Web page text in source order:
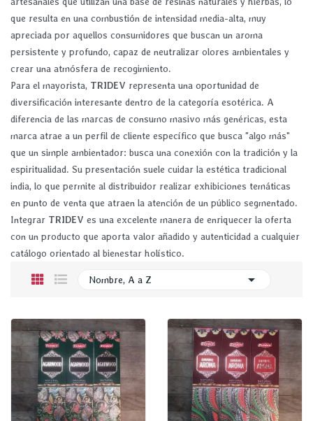
que resulta en una combustión de intensidad media-alta, muy
apreciada por aquellos consumidores que buscan un aroma
persistente y profundo, capaz de neutralizar olores ambientales y
crear una atmósfera de recogimiento.
Para el mayorista, TRIDEV representa una oportunidad de
diversificación interesante dentro de la categoría esotérica. A
diferencia de las marcas de consumo masivo más genéricas, esta
marca atrae a un perfil de cliente específico que busca "algo más"
que un simple ambientador: busca una conexión con la tradición y la
espiritualidad. Su presentación suele cuidar la estética tradicional
india, lo que permite al distribuidor realizar exhibiciones temáticas
en punto de venta que atraen la atención de un público segmentado.
Integrar TRIDEV es una excelente manera de enriquecer la oferta
con un producto que aporta valor añadido y autenticidad a cualquier
catálogo orientado al bienestar holístico.
Nombre, A a Z 